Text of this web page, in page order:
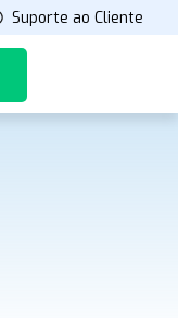
Suporte ao Cliente